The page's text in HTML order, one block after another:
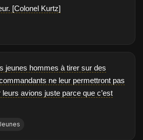
[Colonel Kurtz]
jeunes hommes à tirer sur des
ne leur permettront pas
leurs avions juste parce que c’est